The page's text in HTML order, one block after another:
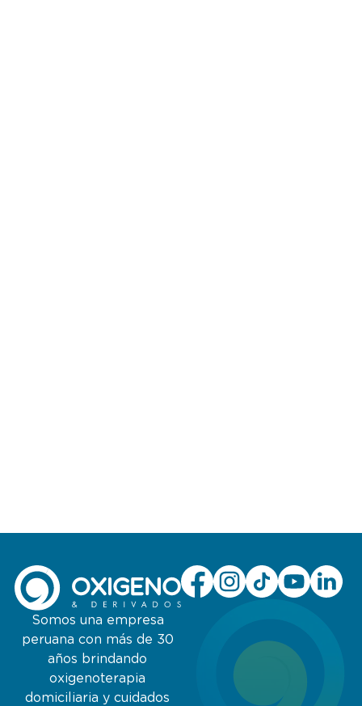
Somos una empresa
peruana con más de 30
años brindando
oxigenoterapia
domiciliaria y cuidados